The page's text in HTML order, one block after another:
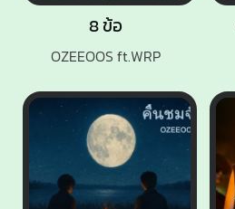
8 ข้อ
OZEEOOS ft.WRP